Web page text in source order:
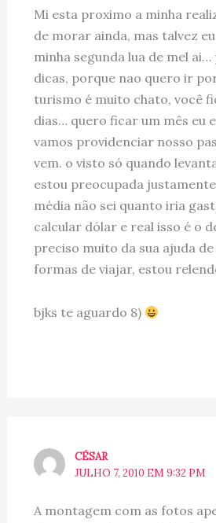
Mi esta proximo a minha
de morar ainda, mas talvez
minha segunda lua de mel ai…
dicas, porque nao quero ir
turismo é muito chato, você
dias… quero ficar um mês eu
vamos providenciar nosso
vem. o visto só quando
estou preocupada
média não sei quanto iria
calcular dólar e real isso é o
preciso muito da sua ajuda
formas de viajar, estou
bjks te aguardo 8)
CÉSAR
JULHO 7, 2010 EM 9:32 PM
A montagem com as fotos